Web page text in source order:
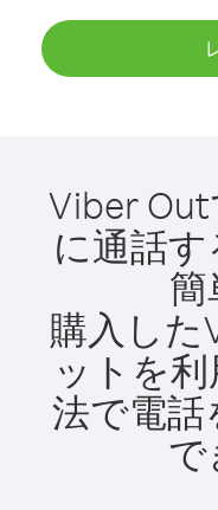
Viber
に通話
簡
購入した
ットを
法で電
で